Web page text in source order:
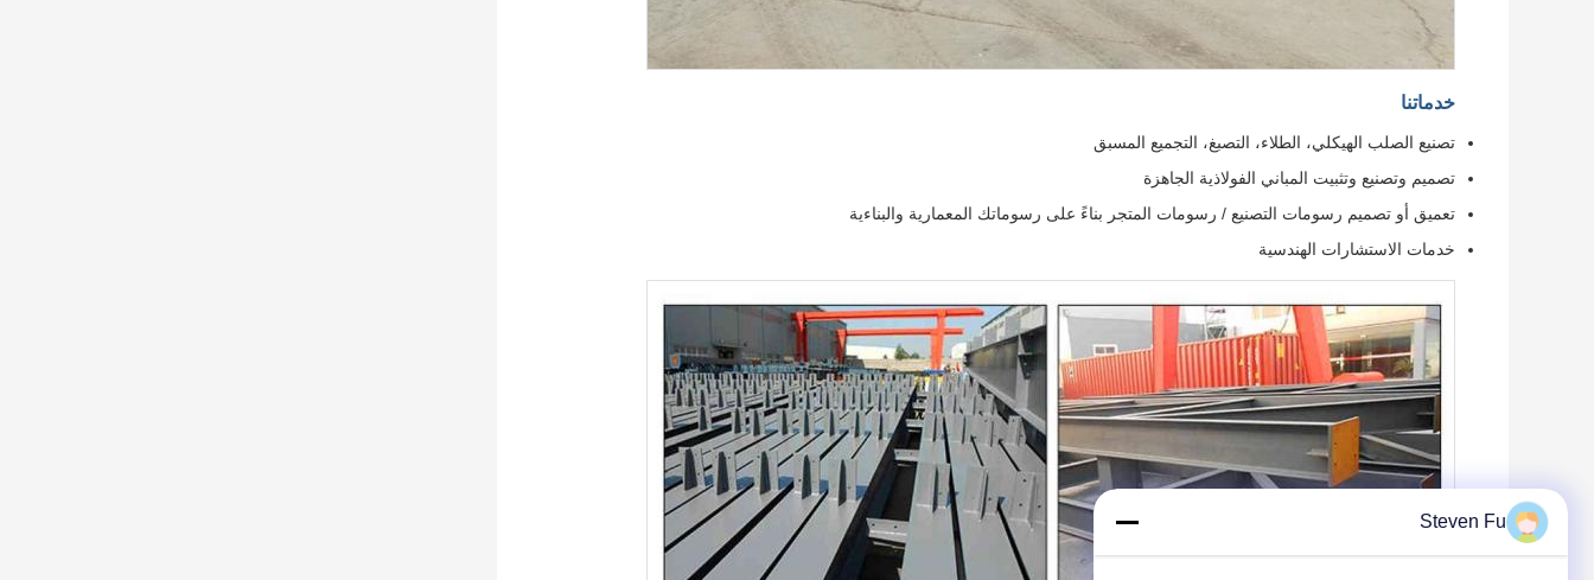
خدماتنا
تصنيع الصلب الهيكلي، الطلاء، التصبغ، التجميع المسبق
تصميم وتصنيع وتثبيت المباني الفولاذية الجاهزة
تعميق أو تصميم رسومات التصنيع / رسومات المتجر بناءً على رسوماتك المعمارية والبناءية
خدمات الاستشارات الهندسية
Steven Fu